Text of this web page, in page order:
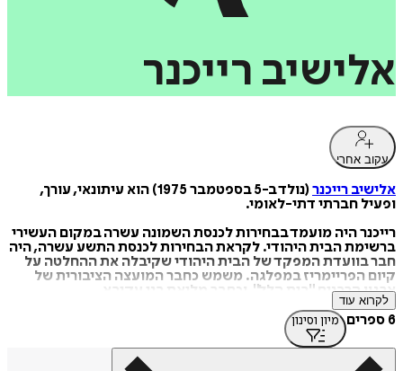
אלישיב רייכנר
עקוב אחרי
אלישיב רייכנר
(נולד ב-5 בספטמבר 1975) הוא עיתונאי, עורך,
ופעיל חברתי דתי-לאומי.
רייכנר היה מועמד בבחירות לכנסת השמונה עשרה במקום העשירי
ברשימת הבית היהודי. לקראת הבחירות לכנסת התשע עשרה, היה
חבר בוועדת המפקד של הבית היהודי שקיבלה את ההחלטה על
קיום הפריימריז במפלגה. משמש כחבר המועצה הציבורית של
ארגון הרבנים "בית הלל", וכחבר מליאת בני עקיבא.
סדרת שיעורים בפרשת השבוע יחד עם הרב שלמה אבינר. בינואר
2012 החל להנחות באתר סדרת שיעורים בפרקי אבות יחד עם הרב
ערן טמיר. כשהערוץ החל לשדר בטלוויזיה, מונה רייכנר לאחראי על
לוח השידורים ולעורך תוכן בערוץ.
לקרוא עוד
6 ספרים מיון וסינון